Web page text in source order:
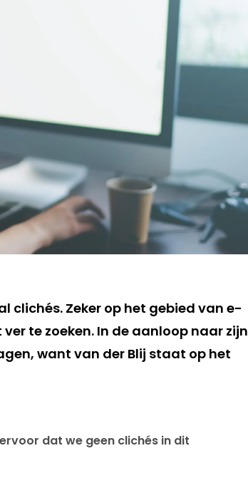
clichés. Zeker op het gebied van e-
te zoeken. In de aanloop naar zijn
want van der Blij staat op het
dat we geen clichés in dit